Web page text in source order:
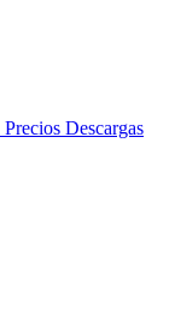
Precios Descargas